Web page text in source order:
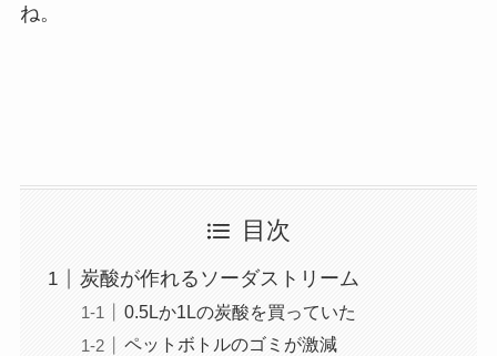
ね。
目次
炭酸が作れるソーダストリーム
0.5Lか1Lの炭酸を買っていた
ペットボトルのゴミが激減